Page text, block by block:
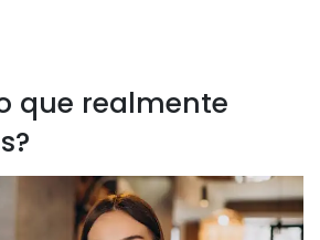
que realmente